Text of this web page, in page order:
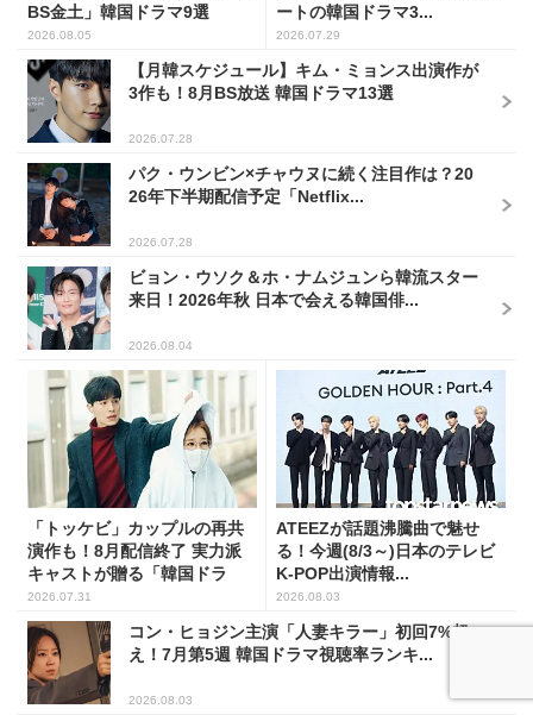
BS金土」韓国ドラマ9選
2026.08.05
ートの韓国ドラマ3...
2026.07.29
【月韓スケジュール】キム・ミョンス出演作が
3作も！8月BS放送 韓国ドラマ13選
2026.07.28
パク・ウンビン×チャウヌに続く注目作は？20
26年下半期配信予定「Netflix...
2026.07.28
ビョン・ウソク＆ホ・ナムジュンら韓流スター
来日！2026年秋 日本で会える韓国俳...
2026.08.04
「トッケビ」カップルの再共
演作も！8月配信終了 実力派
キャストが贈る「韓国ドラ
マ...
2026.07.31
ATEEZが話題沸騰曲で魅せ
る！今週(8/3～)日本のテレビ
K-POP出演情報...
2026.08.03
コン・ヒョジン主演「人妻キラー」初回7%超
え！7月第5週 韓国ドラマ視聴率ランキ...
2026.08.03